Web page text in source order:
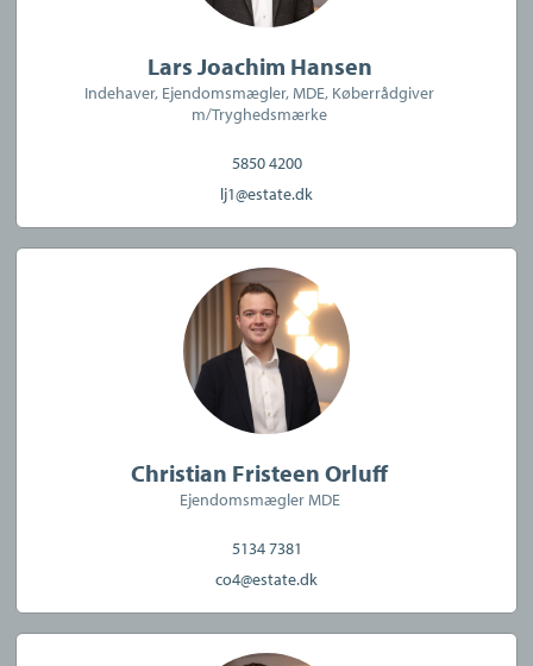
for vores hjælp til prisforhandling med sælgers mægler. Ring til
os, hvis du ønsker at vide mere om dine muligheder for
køberrådgivning.
Estate er en del af Nykredit-koncernen. Det betyder, at du ved at
bruge os som mægler kan få hjælp til finansiering af din bolig
gennem et tæt samarbejde med Totalkredit og Nykredit.
Ønsker du en mægler med mange års erfaring og et nært
lokalkendskab til Slagelse? Så lad os vise, hvordan vi kan
hjælpe dig godt videre.
Lars Joachim Hansen
Indehaver, Ejendomsmægler, MDE, Køberrådgiver
m/Tryghedsmærke
5850 4200
lj1@estate.dk
Christian Fristeen Orluff
Ejendomsmægler MDE
5134 7381
co4@estate.dk